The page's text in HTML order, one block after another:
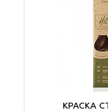
КРАСКА